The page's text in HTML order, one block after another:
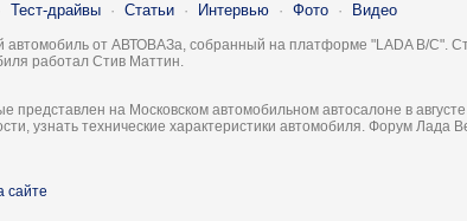
Тест-драйвы · Статьи · Интервью · Фото · Видео
автомобиль от АВТОВАЗа, собранный на платформе "LADA B/C".
работал Стив Маттин.
представлен на Московском автомобильном автосалоне в
узнать технические характеристики автомобиля. Форум
сайте